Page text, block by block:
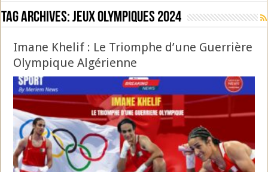
Tag Archives:Jeux Olympiques 2024
Imane Khelif : Le Triomphe d’une Guerrière
Olympique Algérienne